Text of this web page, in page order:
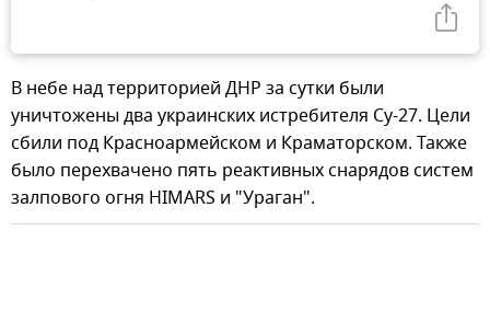
В небе над территорией ДНР за сутки были
уничтожены два украинских истребителя Су-27. Цели
сбили под Красноармейском и Краматорском. Также
было перехвачено пять реактивных снарядов систем
залпового огня HIMARS и "Ураган".